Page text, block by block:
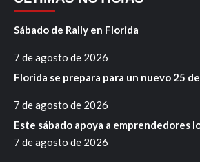
Sábado de Rally en Florida
7 de agosto de 2026
Florida se prepara para un nuevo 25
7 de agosto de 2026
Este sábado apoya a emprendedores
7 de agosto de 2026